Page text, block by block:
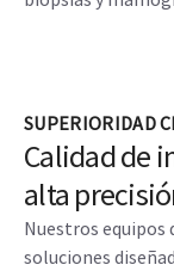
Claridad para los
Senographe
3D aprobado por
que FFDM 2D, la
sistemas
puede actualizar